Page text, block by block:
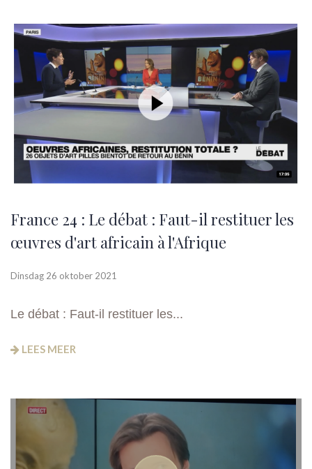
France 24 : Le débat : Faut-il restituer les
œuvres d'art africain à l'Afrique
Dinsdag 26 oktober 2021
Le débat : Faut-il restituer les...
LEES MEER